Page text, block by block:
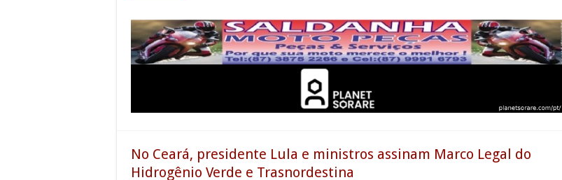
No Ceará, presidente Lula e ministros assinam Marco Legal do
Hidrogênio Verde e Trasnordestina